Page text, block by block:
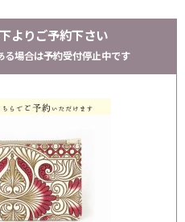
よりご予約下さい
る場合は予約受付停止中です